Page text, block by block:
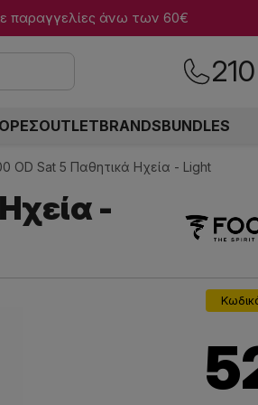
παραγγελίες άνω των 60€
OUTLETBRANDSBUNDLES
OD Sat 5 Παθητικά Ηχεία - Light
-